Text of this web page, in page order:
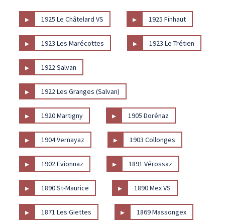
▸ 1925 Le Châtelard VS ▸ 1925 Finhaut
▸ 1923 Les Marécottes ▸ 1923 Le Trétien
▸ 1922 Salvan
▸ 1922 Les Granges (Salvan)
▸ 1920 Martigny ▸ 1905 Dorénaz
▸ 1904 Vernayaz ▸ 1903 Collonges
▸ 1902 Evionnaz ▸ 1891 Vérossaz
▸ 1890 St-Maurice ▸ 1890 Mex VS
▸ 1871 Les Giettes ▸ 1869 Massongex